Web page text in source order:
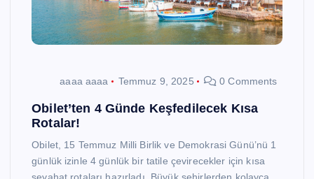
aaaa aaaa Temmuz 9, 2025 0 Comments
Obilet’ten 4 Günde Keşfedilecek Kısa
Rotalar!
Obilet, 15 Temmuz Milli Birlik ve Demokrasi Günü’nü 1
günlük izinle 4 günlük bir tatile çevirecekler için kısa